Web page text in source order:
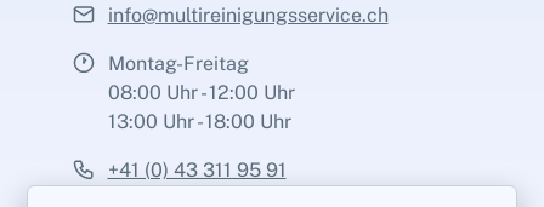
info@multireinigungsservice.ch
Montag-Freitag
08:00 Uhr - 12:00 Uhr
13:00 Uhr - 18:00 Uhr
+41 (0) 43 311 95 91